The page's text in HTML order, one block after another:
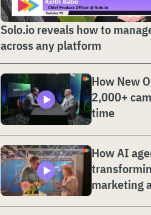
Solo.io reveals how to
across any platform
How New
2,000+
time
How AI
marketing